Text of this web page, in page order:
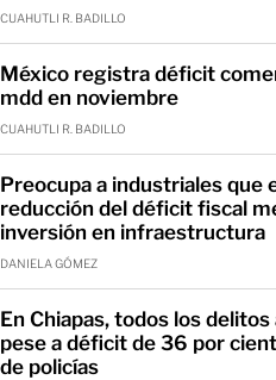
CUAHUTLI R. BADILLO
México registra déficit
mdd en noviembre
CUAHUTLI R. BADILLO
Preocupa a industriales que
reducción del déficit fiscal
inversión en infraestructura
DANIELA GÓMEZ
En Chiapas, todos los delitos
pese a déficit de 36 por
de policías